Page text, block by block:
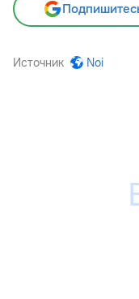
Источник Noi